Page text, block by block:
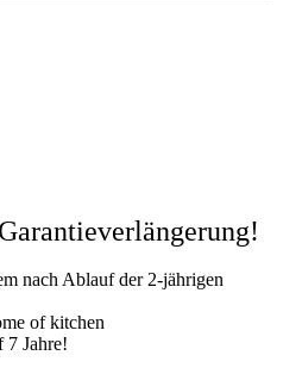
nach Ablauf der 2-jährigen
of kitchen
7 Jahre!